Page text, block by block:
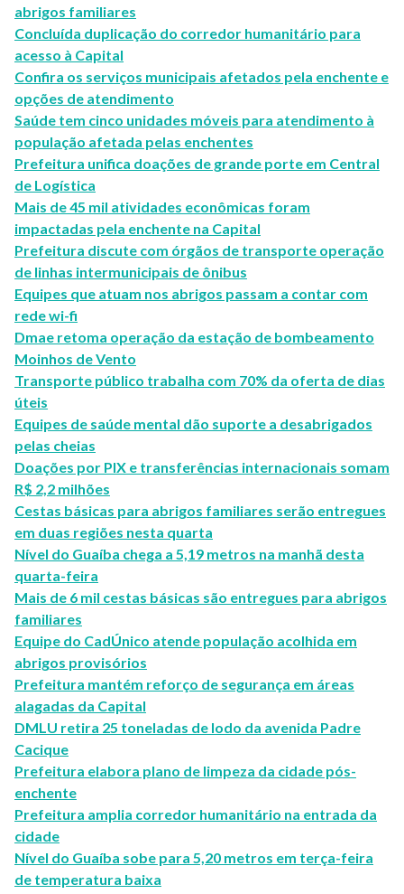
abrigos familiares
Concluída duplicação do corredor humanitário para
acesso à Capital
Confira os serviços municipais afetados pela enchente e
opções de atendimento
Saúde tem cinco unidades móveis para atendimento à
população afetada pelas enchentes
Prefeitura unifica doações de grande porte em Central
de Logística
Mais de 45 mil atividades econômicas foram
impactadas pela enchente na Capital
Prefeitura discute com órgãos de transporte operação
de linhas intermunicipais de ônibus
Equipes que atuam nos abrigos passam a contar com
rede wi-fi
Dmae retoma operação da estação de bombeamento
Moinhos de Vento
Transporte público trabalha com 70% da oferta de dias
úteis
Equipes de saúde mental dão suporte a desabrigados
pelas cheias
Doações por PIX e transferências internacionais somam
R$ 2,2 milhões
Cestas básicas para abrigos familiares serão entregues
em duas regiões nesta quarta
Nível do Guaíba chega a 5,19 metros na manhã desta
quarta-feira
Mais de 6 mil cestas básicas são entregues para abrigos
familiares
Equipe do CadÚnico atende população acolhida em
abrigos provisórios
Prefeitura mantém reforço de segurança em áreas
alagadas da Capital
DMLU retira 25 toneladas de lodo da avenida Padre
Cacique
Prefeitura elabora plano de limpeza da cidade pós-
enchente
Prefeitura amplia corredor humanitário na entrada da
cidade
Nível do Guaíba sobe para 5,20 metros em terça-feira
de temperatura baixa